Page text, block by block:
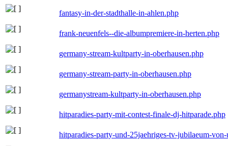
fantasy-in-der-stadthalle-in-ahlen.php
frank-neuenfels--die-albumpremiere-in-herten.php
germany-stream-kultparty-in-oberhausen.php
germany-stream-party-in-oberhausen.php
germanystream-kultparty-in-oberhausen.php
hitparadies-party-mit-contest-finale-dj-hitparade.php
hitparadies-party-und-25jaehriges-tv-jubilaeum-